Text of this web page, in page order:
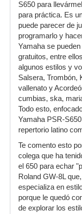
S650 para
para práctica. Es
puede parecer de
programarlo y
Yamaha se
gratuitos, entre
algunos estilos y
Salsera, Trombón,
vallenato y
cumbias, ska,
Todo esto,
Yamaha PSR-
repertorio latino
Te comento esto
colega que ha
el 650 para echar
Roland GW-8L
especializa en
porque le quedó
de explorar los